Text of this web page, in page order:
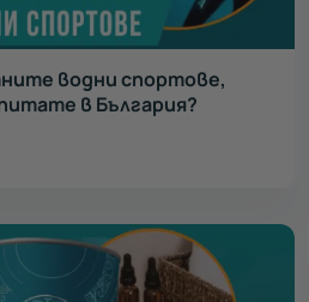
водни спортове,
в България?